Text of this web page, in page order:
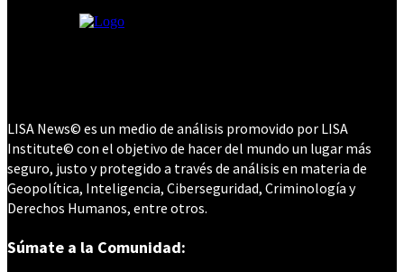
LISA News© es un medio de análisis promovido por LISA
Institute© con el objetivo de hacer del mundo un lugar más
seguro, justo y protegido a través de análisis en materia de
Geopolítica, Inteligencia, Ciberseguridad, Criminología y
Derechos Humanos, entre otros.
Súmate a la Comunidad: